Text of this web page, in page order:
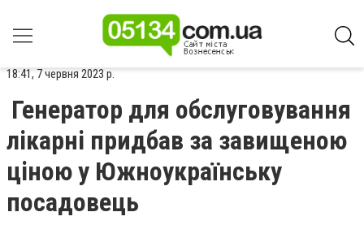
18:41, 7 червня 2023 р.
Генератор для обслуговування
лікарні придбав за завищеною
ціною у Южноукраїнську
посадовець